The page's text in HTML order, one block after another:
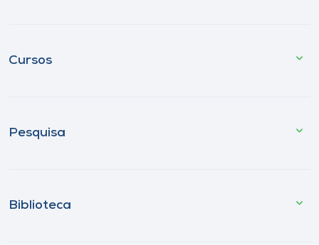
Cursos
Pesquisa
Biblioteca